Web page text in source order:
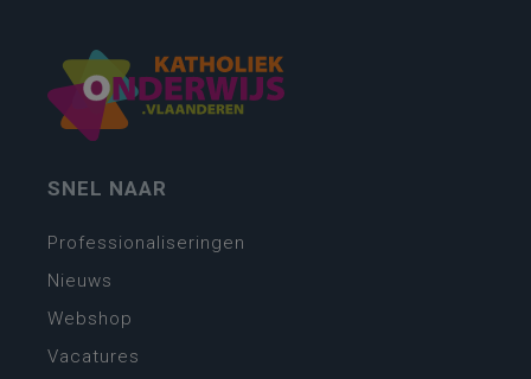
SNEL NAAR
Professionaliseringen
Nieuws
Webshop
Vacatures